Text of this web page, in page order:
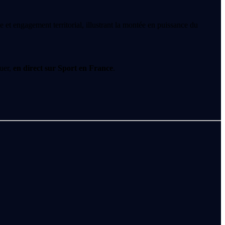
engagement territorial, illustrant la montée en puissance du
en direct sur Sport en France